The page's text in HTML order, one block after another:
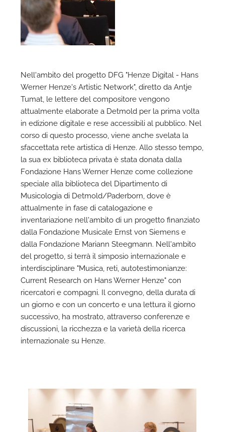
Nell'ambito del progetto DFG "Henze Digital - Hans
Werner Henze's Artistic Network", diretto da Antje
Tumat, le lettere del compositore vengono
attualmente elaborate a Detmold per la prima volta
in edizione digitale e rese accessibili al pubblico. Nel
corso di questo processo, viene anche svelata la
sfaccettata rete artistica di Henze. Allo stesso tempo,
la sua ex biblioteca privata è stata donata dalla
Fondazione Hans Werner Henze come collezione
speciale alla biblioteca del Dipartimento di
Musicologia di Detmold/Paderborn, dove è
attualmente in fase di catalogazione e
inventariazione nell'ambito di un progetto finanziato
dalla Fondazione Musicale Ernst von Siemens e
dalla Fondazione Mariann Steegmann. Nell'ambito
del progetto, si terrà il simposio internazionale e
interdisciplinare "Musica, reti, autotestimonianze:
Current Research on Hans Werner Henze" con
ricercatori e compagni. Il convegno, della durata di
un giorno e con un concerto e una lettura il giorno
successivo, ha mostrato, attraverso conferenze e
discussioni, la ricchezza e la varietà della ricerca
internazionale su Henze.